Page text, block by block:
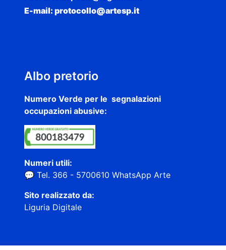
E-mail: protocollo@artesp.it
Albo pretorio
Numero Verde per le segnalazioni
occupazioni abusive:
Numeri utili:
💬 Tel. 366 - 5700610 WhatsApp Arte
Sito realizzato da:
Liguria Digitale